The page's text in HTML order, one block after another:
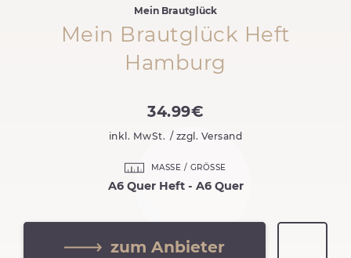
Mein Brautglück
Mein Brautglück Heft
Hamburg
34.99€
inkl. MwSt. / zzgl. Versand
MASSE / GRÖSSE
A6 Quer Heft - A6 Quer
zum Anbieter